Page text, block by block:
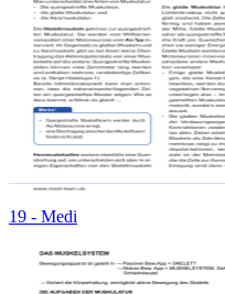
19 - Medi